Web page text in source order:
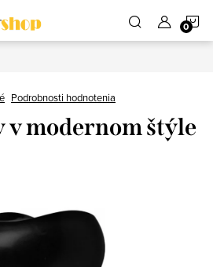
Podrobnosti hodnotenia
v modernom štýle